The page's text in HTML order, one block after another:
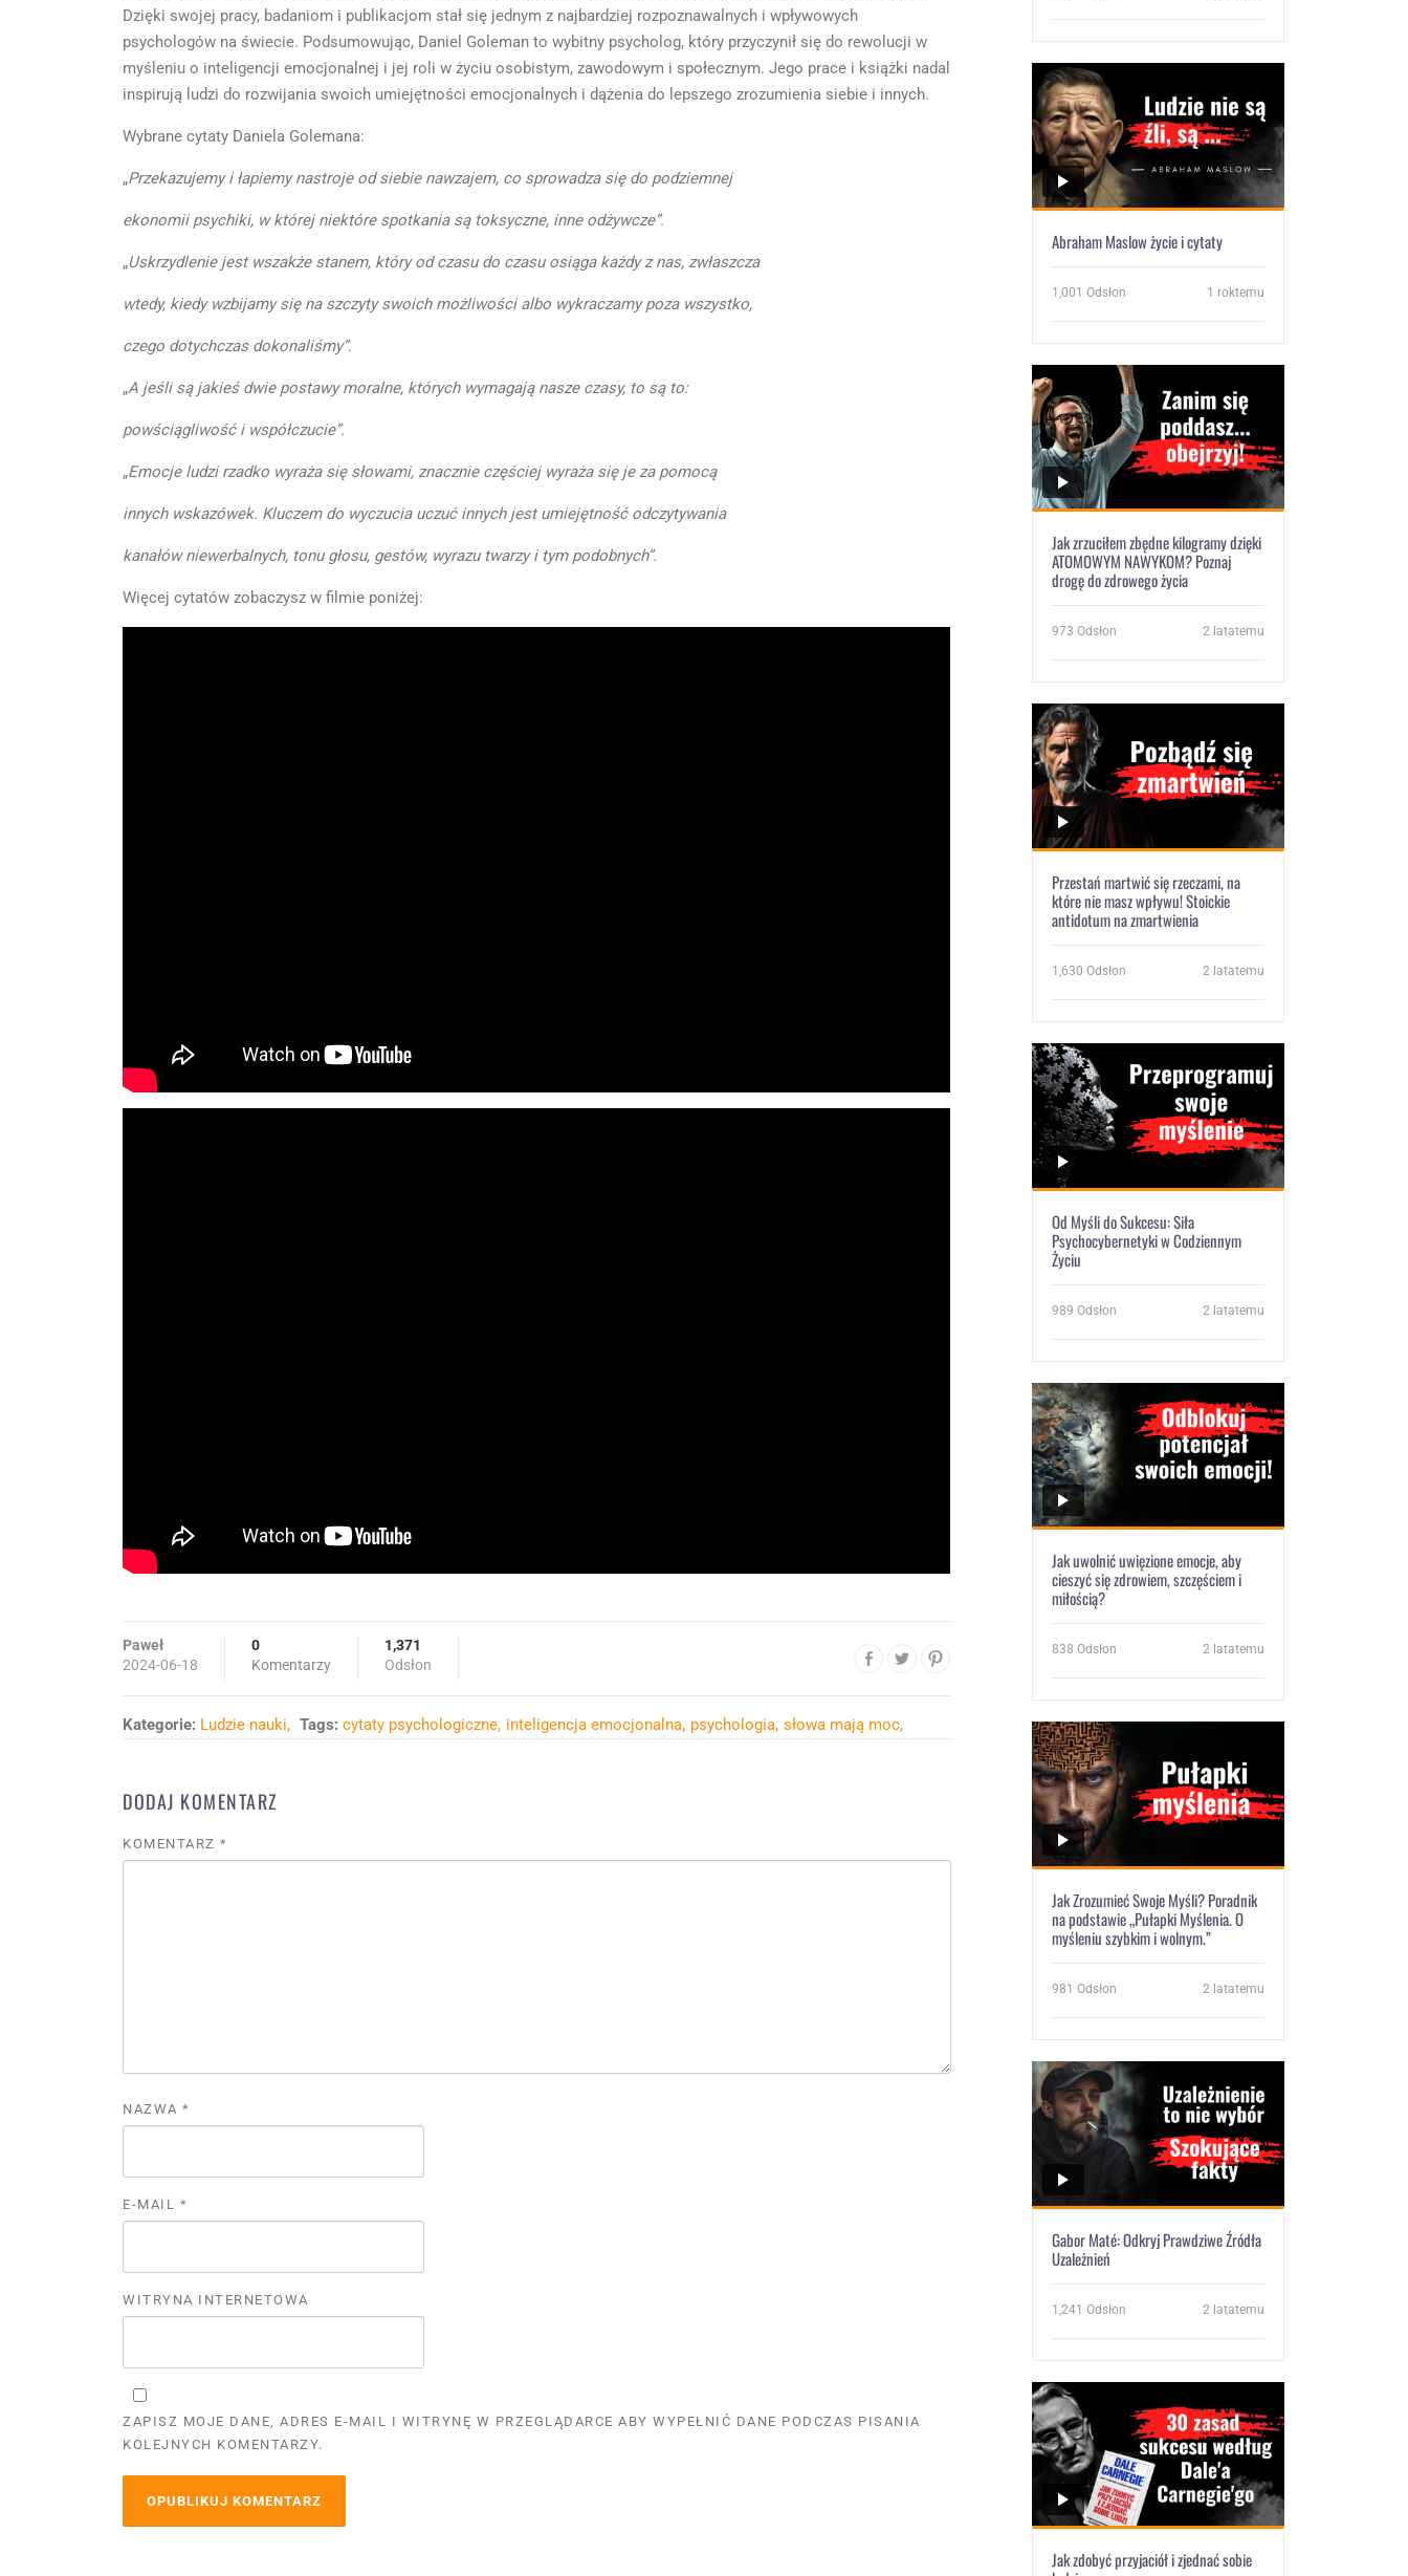
Dzięki swojej pracy, badaniom i publikacjom stał się jednym z najbardziej rozpoznawalnych i wpływowych
psychologów na świecie. Podsumowując, Daniel Goleman to wybitny psycholog, który przyczynił się do rewolucji w
myśleniu o inteligencji emocjonalnej i jej roli w życiu osobistym, zawodowym i społecznym. Jego prace i książki nadal
inspirują ludzi do rozwijania swoich umiejętności emocjonalnych i dążenia do lepszego zrozumienia siebie i innych.
Wybrane cytaty Daniela Golemana:
„Przekazujemy i łapiemy nastroje od siebie nawzajem, co sprowadza się do podziemnej
ekonomii psychiki, w której niektóre spotkania są toksyczne, inne odżywcze”.
„Uskrzydlenie jest wszakże stanem, który od czasu do czasu osiąga każdy z nas, zwłaszcza
wtedy, kiedy wzbijamy się na szczyty swoich możliwości albo wykraczamy poza wszystko,
czego dotychczas dokonaliśmy”.
„A jeśli są jakieś dwie postawy moralne, których wymagają nasze czasy, to są to:
powściągliwość i współczucie”.
„Emocje ludzi rzadko wyraża się słowami, znacznie częściej wyraża się je za pomocą
innych wskazówek. Kluczem do wyczucia uczuć innych jest umiejętność odczytywania
kanałów niewerbalnych, tonu głosu, gestów, wyrazu twarzy i tym podobnych”.
Więcej cytatów zobaczysz w filmie poniżej:
Paweł
2024-06-18
0
Komentarzy
1,371
Odsłon
Kategorie: Ludzie nauki Tags: cytaty psychologiczne inteligencja emocjonalna psychologia słowa mają moc
DODAJ KOMENTARZ
KOMENTARZ *
NAZWA *
E-MAIL *
WITRYNA INTERNETOWA
ZAPISZ MOJE DANE, ADRES E-MAIL I WITRYNĘ W PRZEGLĄDARCE ABY WYPEŁNIĆ DANE PODCZAS PISANIA
KOLEJNYCH KOMENTARZY.
Abraham Maslow życie i cytaty
1,001 Odsłon 1 roktemu
Jak zrzuciłem zbędne kilogramy dzięki
ATOMOWYM NAWYKOM? Poznaj
drogę do zdrowego życia
973 Odsłon 2 latatemu
Przestań martwić się rzeczami, na
które nie masz wpływu! Stoickie
antidotum na zmartwienia
1,630 Odsłon 2 latatemu
Od Myśli do Sukcesu: Siła
Psychocybernetyki w Codziennym
Życiu
989 Odsłon 2 latatemu
Jak uwolnić uwięzione emocje, aby
cieszyć się zdrowiem, szczęściem i
miłością?
838 Odsłon 2 latatemu
Jak Zrozumieć Swoje Myśli? Poradnik
na podstawie „Pułapki Myślenia. O
myśleniu szybkim i wolnym.”
981 Odsłon 2 latatemu
Gabor Maté: Odkryj Prawdziwe Źródła
Uzależnień
1,241 Odsłon 2 latatemu
Jak zdobyć przyjaciół i zjednać sobie